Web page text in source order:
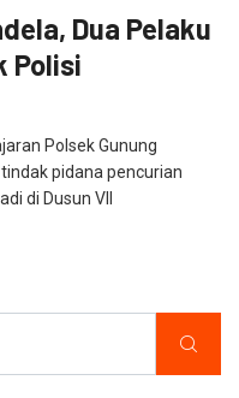
Dua Pelaku
Polisi
Polsek Gunung
pidana pencurian
di Dusun VII